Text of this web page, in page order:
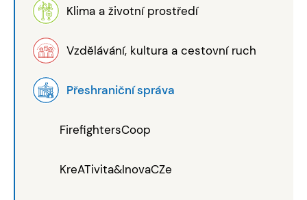
Klima a životní prostředí
Vzdělávání, kultura a cestovní ruch
Přeshraniční správa
FirefightersCoop
KreATivita&InovaCZe